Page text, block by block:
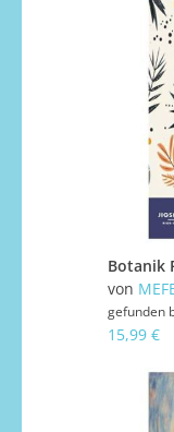
von
gefunden
15,99 €